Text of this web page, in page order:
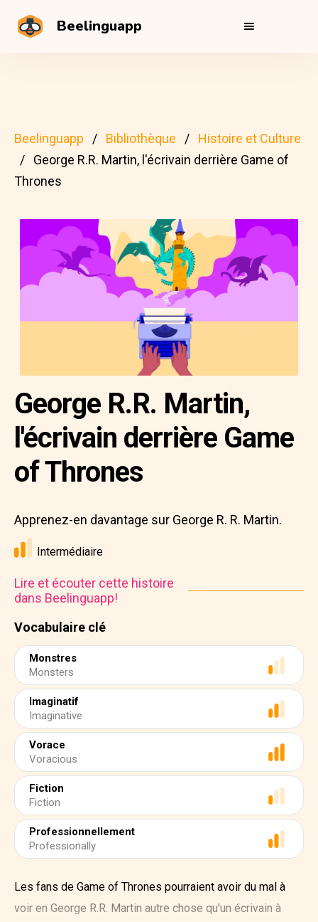
Beelinguapp
Beelinguapp Bibliothèque
Histoire et Culture
George R.R. Martin, l'écrivain derrière Game of
Thrones
Vocabulaire clé
Monstres
Monsters
Imaginatif
Imaginative
Vorace
Voracious
Fiction
Fiction
Professionnellement
Professionally
George R.R. Martin,
l'écrivain derrière Game
of Thrones
Apprenez-en davantage sur George R. R. Martin.
Intermédiaire
Lire et écouter cette histoire
dans Beelinguapp!
Les fans de Game of Thrones pourraient avoir du mal à
voir en George R.R. Martin autre chose qu'un écrivain à